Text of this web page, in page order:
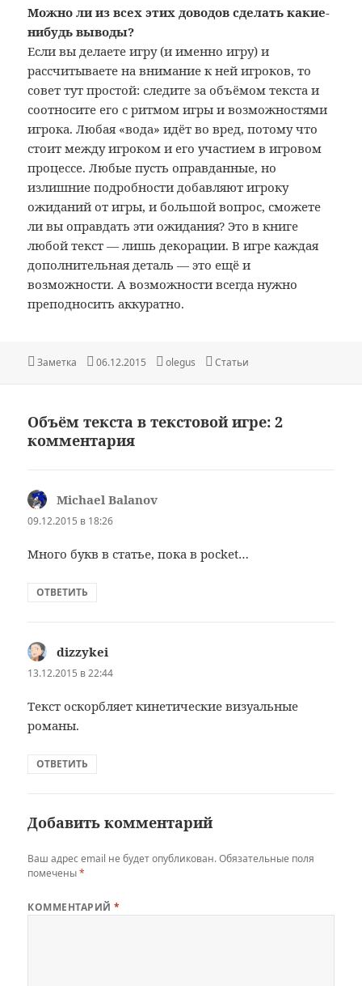
Можно ли из всех этих доводов сделать какие-
нибудь выводы?
Если вы делаете игру (и именно игру) и
рассчитываете на внимание к ней игроков, то
совет тут простой: следите за объёмом текста и
соотносите его с ритмом игры и возможностями
игрока. Любая «вода» идёт во вред, потому что
стоит между игроком и его участием в игровом
процессе. Любые пусть оправданные, но
излишние подробности добавляют игроку
ожиданий от игры, и большой вопрос, сможете
ли вы оправдать эти ожидания? Это в книге
любой текст — лишь декорации. В игре каждая
дополнительная деталь — это ещё и
возможности. А возможности всегда нужно
преподносить аккуратно.
Формат
Заметка Опубликовано
06.12.2015 Автор
olegus Рубрики
Статьи
Объём текста в текстовой игре: 2
комментария
Michael Balanov
09.12.2015 в 18:26
Много букв в статье, пока в pocket…
ОТВЕТИТЬ
dizzykei
13.12.2015 в 22:44
Текст оскорбляет кинетические визуальные
романы.
ОТВЕТИТЬ
Добавить комментарий
Ваш адрес email не будет опубликован. Обязательные поля
помечены*
КОММЕНТАРИЙ*